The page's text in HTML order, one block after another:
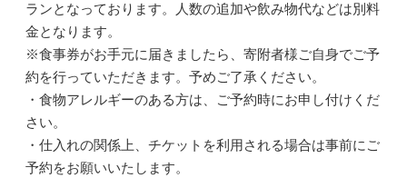
ランとなっております。人数の追加や飲み物代などは別料
金となります。
※食事券がお手元に届きましたら、寄附者様ご自身でご予
約を行っていただきます。予めご了承ください。
・食物アレルギーのある方は、ご予約時にお申し付けくだ
さい。
・仕入れの関係上、チケットを利用される場合は事前にご
予約をお願いいたします。